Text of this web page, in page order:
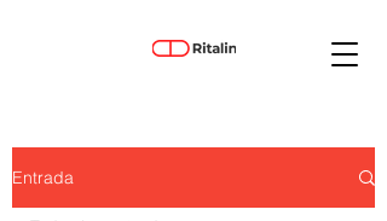
Entrada